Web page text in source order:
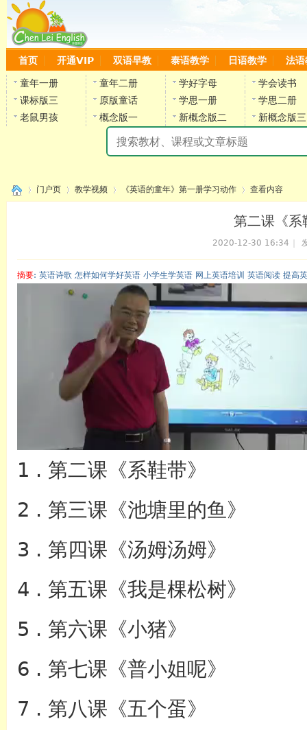
首页 开通VIP 双语早教 泰语教学 日语教学 法语
童年一册 童年二册 学好字母
学会读书
课标版三
原版童话 学思一册
学思二册
老鼠男孩
概念版一 新概念版二 新概念版三
陈雷
门户页 教学视频 《英语的童年》第一册学习动作
›
查看内容
第二课《系
2020-12-30 16:34
摘要: 英语诗歌 怎样如何学好英语 小学生学英语 网上英语培训 英语阅读 提高
1 . 第二课《系鞋带》
2 . 第三课《池塘里的鱼》
3 . 第四课《汤姆汤姆》
4 . 第五课《我是棵松树》
5 . 第六课《小猪》
6 . 第七课《普小姐呢》
7 . 第八课《五个蛋》